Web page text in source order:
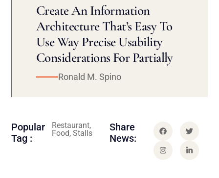
Create An Information
Architecture That’s Easy To
Use Way Precise Usability
Considerations For Partially
Ronald M. Spino
Popular
Tag :
Restaurant,
Food, Stalls
Share
News: